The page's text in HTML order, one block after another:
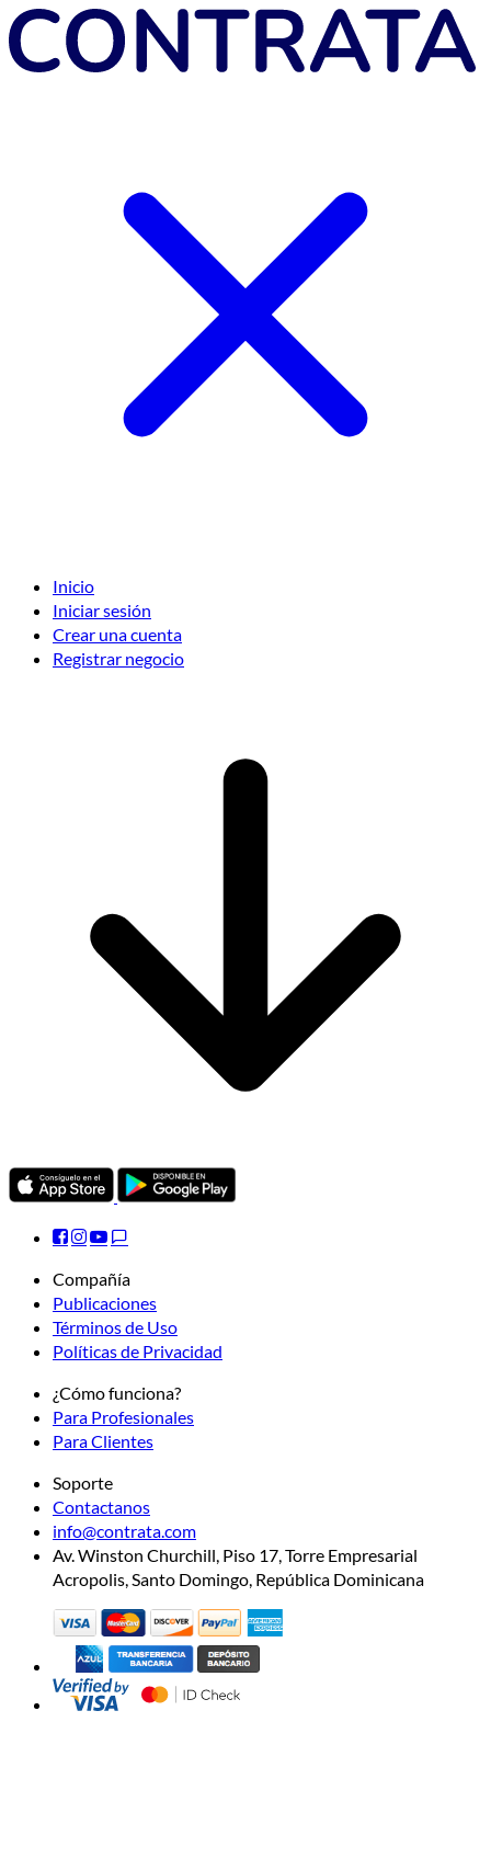
Inicio
Iniciar sesión
Crear una cuenta
Registrar negocio
Compañía
Publicaciones
Términos de Uso
Políticas de Privacidad
¿Cómo funciona?
Para Profesionales
Para Clientes
Soporte
Contactanos
info@contrata.com
Av. Winston Churchill, Piso 17, Torre Empresarial
Acropolis, Santo Domingo, República Dominicana